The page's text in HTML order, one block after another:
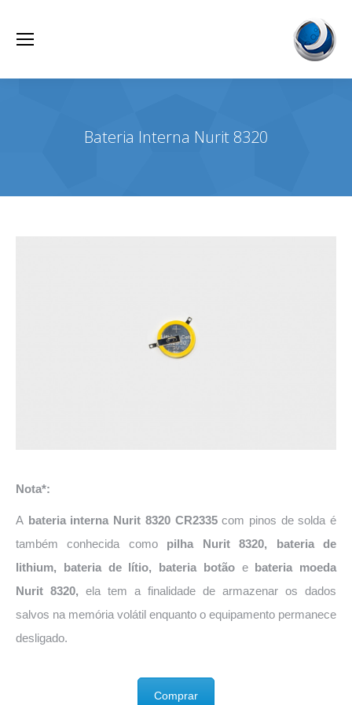
Bateria Interna Nurit 8320
Nota*:
A bateria interna Nurit 8320 CR2335com pinos de solda é
também conhecida como
pilha Nurit 8320, bateria de
lithium, bateria de lítio, bateria botãoe bateria moeda
Nurit 8320, ela tem a finalidade de armazenar os dados
salvos na memória volátil enquanto o equipamento permanece
desligado.
Comprar